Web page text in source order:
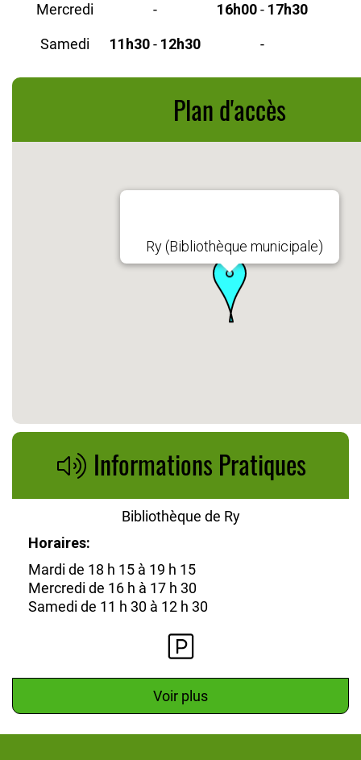
Mercredi - 16h00- 17h30
Samedi 11h30- 12h30 -
Plan d'accès
Ry (Bibliothèque municipale)
Informations Pratiques
Bibliothèque de Ry
Horaires:
Mardi de 18 h 15 à 19 h 15
Mercredi de 16 h à 17 h 30
Samedi de 11 h 30 à 12 h 30
Voir plus